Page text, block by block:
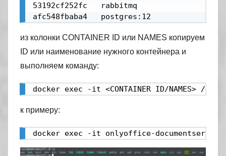
53192cf252fc   rabbitmq
afc548fbaba4   postgres:12
из колонки CONTAINER ID или NAMES копируем
ID или наименование нужного контейнера и
выполняем команду:
docker exec -it <CONTAINER ID/NAMES> /bin/
к примеру:
docker exec -it onlyoffice-documentserver